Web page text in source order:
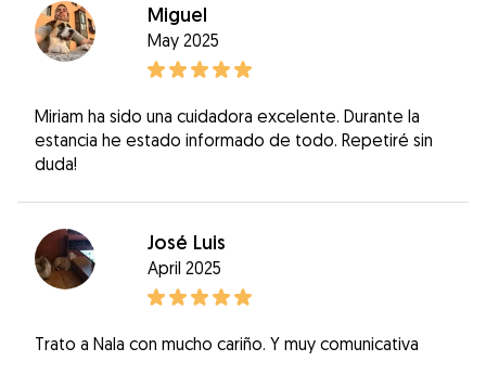
Miguel
May 2025
Miriam ha sido una cuidadora excelente. Durante la
estancia he estado informado de todo. Repetiré sin
duda!
José Luis
April 2025
Trato a Nala con mucho cariño. Y muy comunicativa